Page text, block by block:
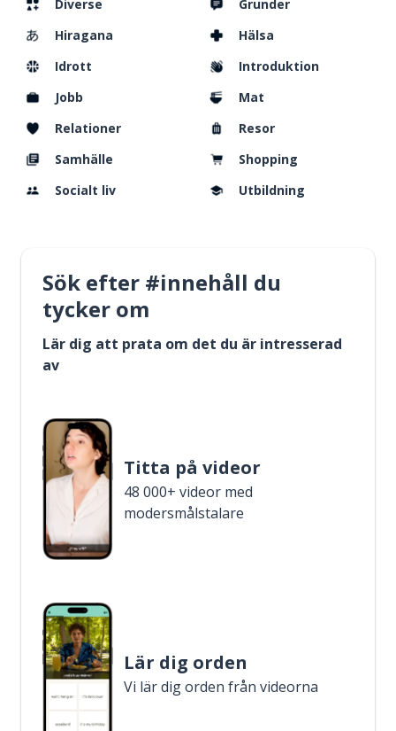
Diverse
Grunder
Hiragana
Hälsa
Idrott
Introduktion
Jobb
Mat
Relationer
Resor
Samhälle
Shopping
Socialt liv
Utbildning
Sök efter #innehåll du
tycker om
Lär dig att prata om det du är intresserad
av
Titta på videor
48 000+ videor med
modersmålstalare
Lär dig orden
Vi lär dig orden från videorna